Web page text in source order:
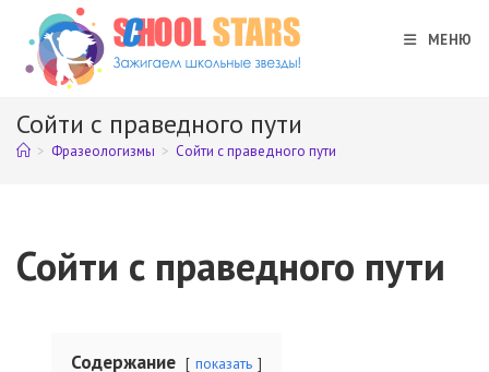
Перейти
содержимому
МЕНЮ
Сойти с праведного пути
> Фразеологизмы > Сойти с праведного пути
Сойти с праведного пути
Содержание показать